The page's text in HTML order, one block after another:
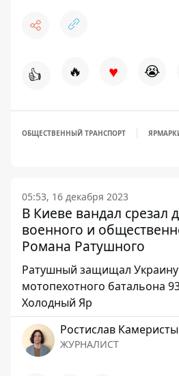
👍 🔥 ♥ 😭
ОБЩЕСТВЕННЫЙ ТРАНСПОРТ
05:53, 16 декабря 2023
В Киеве вандал срезал
военного и
Романа Ратушного
Ратушный защищал Украину
мотопехотного батальона
Холодный Яр
Ростислав
ЖУРНАЛИСТ